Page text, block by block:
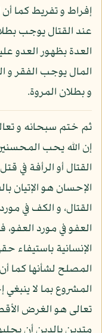
إفراط و تفريط كما
عند القتال يوجب
العدة بظهور العدو
المال يوجب الفقر و
و بطلان المروة.
ثم ختم سبحانه و
إن الله يحب
القتال أو الرأفة في
الإحسان هو الإتيان
القتال، و الكف في
العفو في مورد
الإنسانية باستيفاء
المصلح لشأنها كما
المشروع بما لا
تعالى هو الغرض